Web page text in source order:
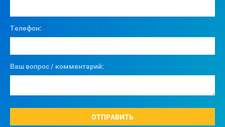
Телефон: *
Ваш вопрос / комментарий:
ОТПРАВИТЬ